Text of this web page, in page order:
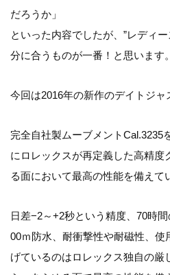
だろうか」
といった内容でしたが、”レディ
分に合うものが一番！と思います。
今回は2016年の新作のデイトジャ
完全自社製ムーブメントCal.3235
にロレックスが再定義した高精度
る面において最高の性能を備えて
日差−2～+2秒という精度、70時
00ｍ防水、耐衝撃性や耐磁性、使
げているのはロレックス独自の厳